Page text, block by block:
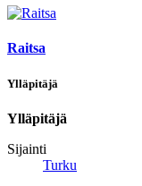
Raitsa
Ylläpitäjä
Ylläpitäjä
Sijainti
Turku